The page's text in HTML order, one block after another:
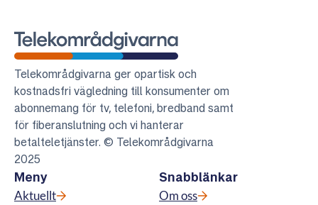
Telekområdgivarna
Telekområdgivarna ger opartisk och
kostnadsfri vägledning till konsumenter om
abonnemang för tv, telefoni, bredband samt
för fiberanslutning och vi hanterar
betalteletjänster. © Telekområdgivarna
2025
Meny
Aktuellt
Snabblänkar
Om oss